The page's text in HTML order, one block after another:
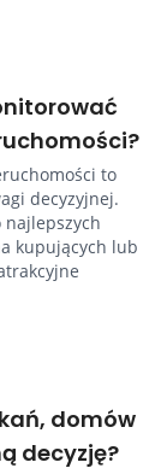
to
decyzyjnej.
najlepszych
kupujących lub
domów
decyzję?